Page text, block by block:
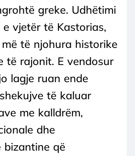
greke. Udhëtimi
vjetër të Kastorias,
të njohura historike
të rajonit. E vendosur
lagje ruan ende
të kaluar
me kalldrëm,
dhe
bizantine që